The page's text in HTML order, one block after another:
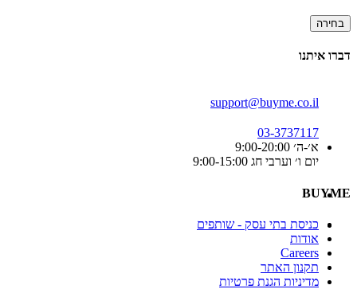
בחירה
דברו איתנו
support@buyme.co.il
03-3737117
א׳-ה׳ 9:00-20:00
יום ו׳ וערבי חג 9:00-15:00
BUYME
כניסת בתי עסק - שותפים
אודות
Careers
תקנון האתר
מדיניות הגנת פרטיות